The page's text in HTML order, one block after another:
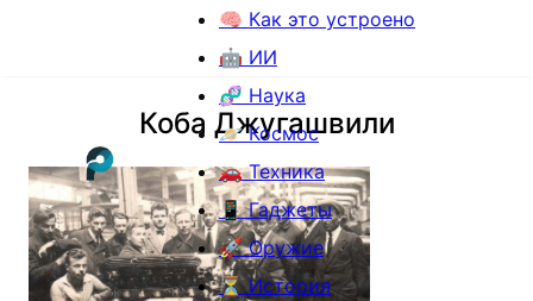
🧠 Как это устроено
🤖 ИИ
🧬 Наука
🪐 Космос
🚗 Техника
📱 Гаджеты
🚀 Оружие
⏳ История
Коба Джугашвили